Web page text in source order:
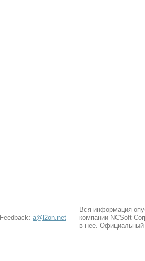
Feedback: a@l2on.net
Вся информация
компании NCSoft
в нее. Официальный